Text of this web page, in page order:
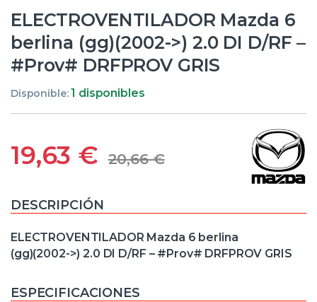
ELECTROVENTILADOR Mazda 6
berlina (gg)(2002->) 2.0 DI D/RF –
#Prov# DRFPROV GRIS
Disponible:1 disponibles
19,63 € 20,66€
DESCRIPCIÓN
ELECTROVENTILADOR Mazda 6 berlina
(gg)(2002->) 2.0 DI D/RF – #Prov# DRFPROV GRIS
ESPECIFICACIONES